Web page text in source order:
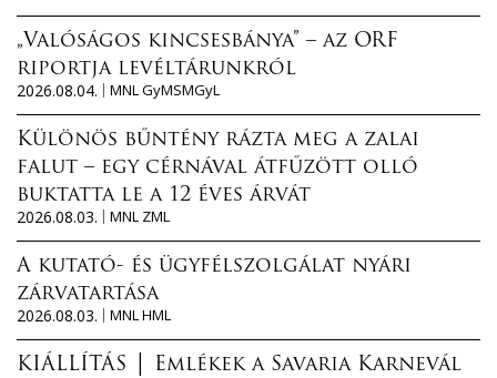
„Valóságos kincsesbánya” – az ORF
riportja levéltárunkról
2026.08.04.
MNL GyMSMGyL
Különös bűntény rázta meg a zalai
falut – egy cérnával átfűzött olló
buktatta le a 12 éves árvát
2026.08.03.
MNL ZML
A kutató- és ügyfélszolgálat nyári
zárvatartása
2026.08.03.
MNL HML
KIÁLLÍTÁS │ Emlékek a Savaria Karnevál